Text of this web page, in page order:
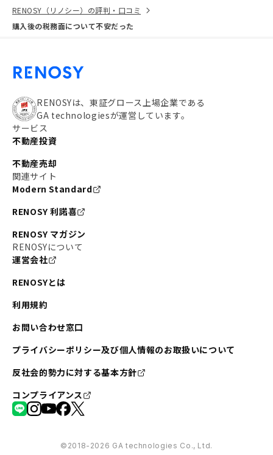
RENOSY（リノシー）の評判・口コミ
購入後の税務面について不安だった
RENOSYは、東証グロース上場企業である
GA technologiesが運営しています。
サービス
不動産投資
不動産売却
関連サイト
Modern Standard
RENOSY 利諾喜
RENOSY マガジン
RENOSYについて
運営会社
RENOSYとは
利用規約
お問い合わせ窓口
プライバシーポリシー及び個人情報のお取扱いについて
反社会的勢力に対する基本方針
コンプライアンス
©︎2018-2026 GA technologies Co., Ltd.